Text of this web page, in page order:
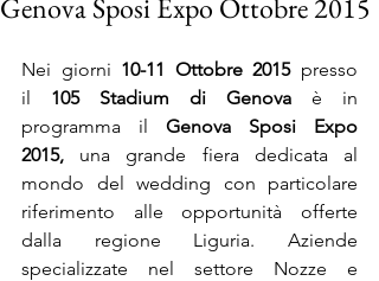
Genova Sposi Expo Ottobre 2015
Nei giorni 10-11 Ottobre 2015 presso
il 105 Stadium di Genova è in
programma
il Genova Sposi Expo
2015, una grande fiera dedicata al
mondo del wedding con particolare
riferimento alle opportunità offerte
dalla regione Liguria. Aziende
specializzate nel settore Nozze e